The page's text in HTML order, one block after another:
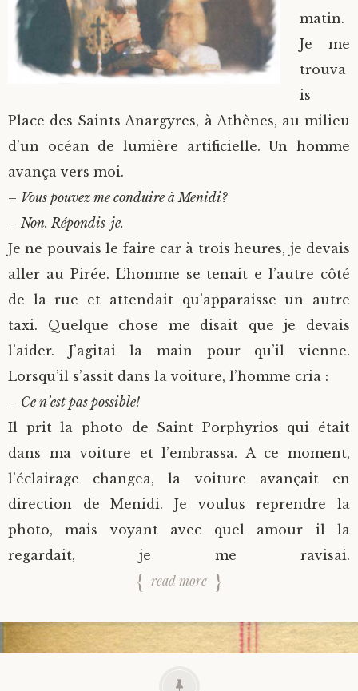
matin.
Je me
trouva
is
Place des Saints Anargyres, à Athènes, au milieu
d’un océan de lumière artificielle. Un homme
avança vers moi.
– Vous pouvez me conduire à Menidi?
– Non. Répondis-je.
Je ne pouvais le faire car à trois heures, je devais
aller au Pirée. L’homme se tenait e l’autre côté
de la rue et attendait qu’apparaisse un autre
taxi. Quelque chose me disait que je devais
l’aider. J’agitai la main pour qu’il vienne.
Lorsqu’il s’assit dans la voiture, l’homme cria :
– Ce n’est pas possible!
Il prit la photo de Saint Porphyrios qui était
dans ma voiture et l’embrassa. A ce moment,
l’éclairage changea, la voiture avançait en
direction de Menidi. Je voulus reprendre la
photo, mais voyant avec quel amour il la
regardait, je me ravisai.
read more